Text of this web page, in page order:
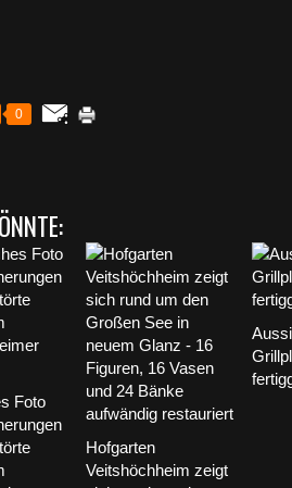
0
Foto
Hofgarten
Veitshöchheim zeigt